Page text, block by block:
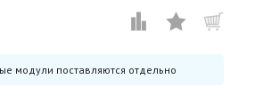
модули поставляются отдельно